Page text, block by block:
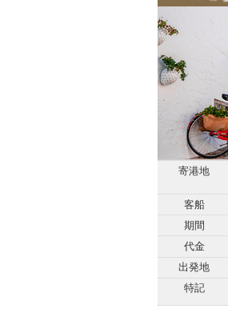
寄港地
客船
期間
代金
出発地
特記